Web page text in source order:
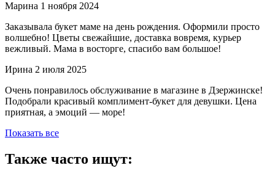
Марина 1 ноября 2024
Заказывала букет маме на день рождения. Оформили просто
волшебно! Цветы свежайшие, доставка вовремя, курьер
вежливый. Мама в восторге, спасибо вам большое!
Ирина 2 июля 2025
Очень понравилось обслуживание в магазине в Дзержинске!
Подобрали красивый комплимент-букет для девушки. Цена
приятная, а эмоций — море!
Показать все
Также часто ищут: